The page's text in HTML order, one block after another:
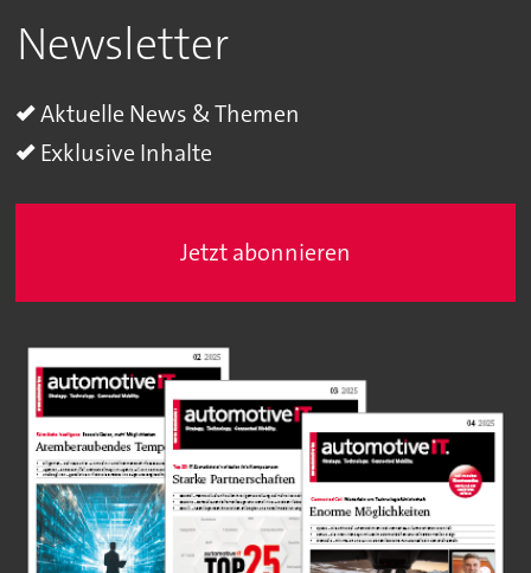
Newsletter
Aktuelle News & Themen
Exklusive Inhalte
Jetzt abonnieren